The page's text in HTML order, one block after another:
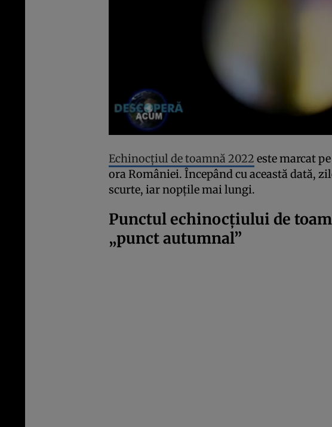
Echinocțiul de toamnă 2022 este marcat
ora României. Începând cu această dată,
scurte, iar nopțile mai lungi.
Punctul echinocţiului de
„punct autumnal”